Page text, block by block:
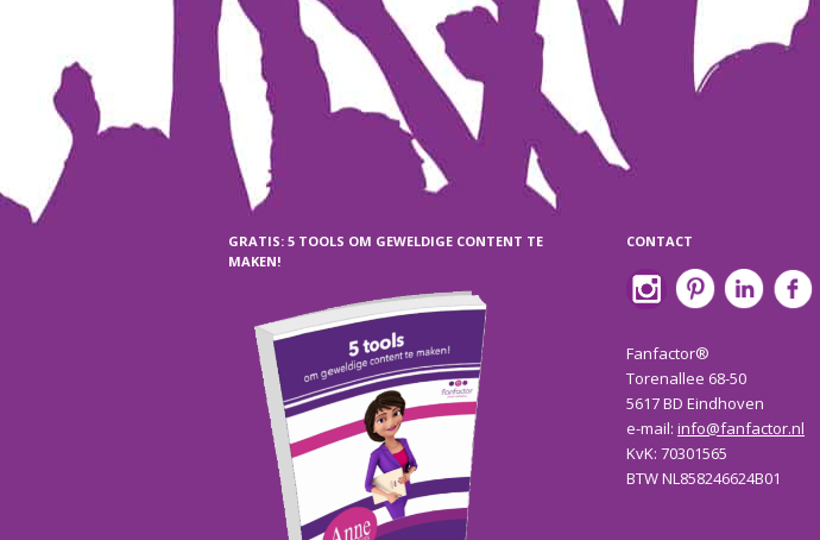
GRATIS: 5 TOOLS OM GEWELDIGE CONTENT TE
MAKEN!
CONTACT
Fanfactor®
Torenallee 68-50
5617 BD Eindhoven
e-mail: info@fanfactor.nl
KvK: 70301565
BTW NL858246624B01